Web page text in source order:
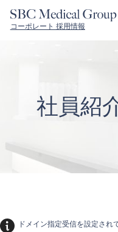
コーポレート 採用情報
社員紹
ドメイン指定受信を設定され